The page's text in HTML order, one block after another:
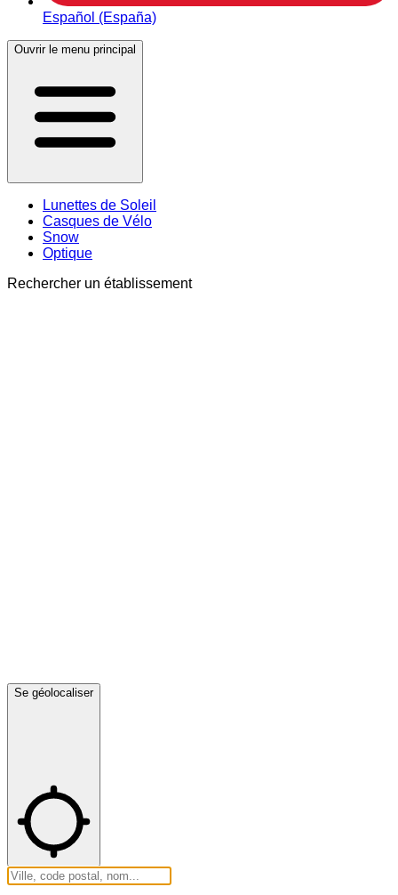
Español (España)
Ouvrir le menu principal
Lunettes de Soleil
Casques de Vélo
Snow
Optique
Rechercher un établissement
Se géolocaliser